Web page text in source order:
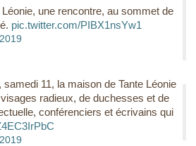
une rencontre, au sommet de
pic.twitter.com/PIBX1nsYw1
11, la maison de Tante Léonie
radieux, de duchesses et de
conférenciers et écrivains qui